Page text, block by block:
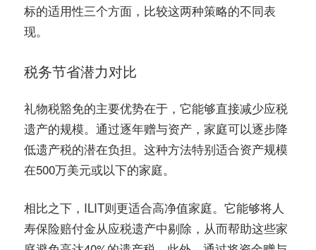
标的适用性三个方面，比较这两种策略的不同表
现。
税务节省潜力对比
礼物税豁免的主要优势在于，它能够直接减少应税
遗产的规模。通过逐年赠与资产，家庭可以逐步降
低遗产税的潜在负担。这种方法特别适合资产规模
在500万美元或以下的家庭。
相比之下，ILIT则更适合高净值家庭。它能够将人
寿保险赔付金从应税遗产中剔除，从而帮助这些家